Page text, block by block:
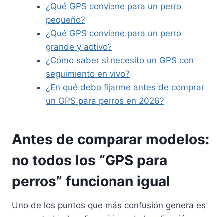
¿Qué GPS conviene para un perro
pequeño?
¿Qué GPS conviene para un perro
grande y activo?
¿Cómo saber si necesito un GPS con
seguimiento en vivo?
¿En qué debo fijarme antes de comprar
un GPS para perros en 2026?
Antes de comparar modelos:
no todos los “GPS para
perros” funcionan igual
Uno de los puntos que más confusión genera es